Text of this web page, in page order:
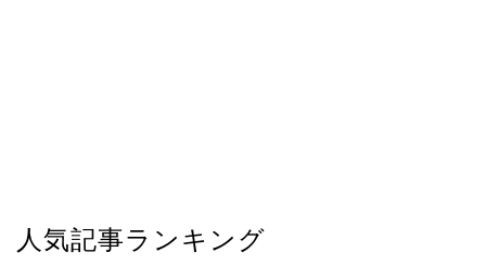
人気記事ランキング